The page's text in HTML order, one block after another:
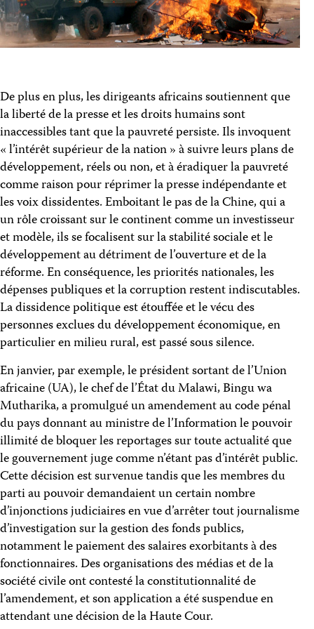
De plus en plus, les dirigeants africains soutiennent que
la liberté de la presse et les droits humains sont
inaccessibles tant que la pauvreté persiste. Ils invoquent
« l’intérêt supérieur de la nation » à suivre leurs plans de
développement, réels ou non, et à éradiquer la pauvreté
comme raison pour réprimer la presse indépendante et
les voix dissidentes. Emboitant le pas de la Chine, qui a
un rôle croissant sur le continent comme un investisseur
et modèle, ils se focalisent sur la stabilité sociale et le
développement au détriment de l’ouverture et de la
réforme. En conséquence, les priorités nationales, les
dépenses publiques et la corruption restent indiscutables.
La dissidence politique est étouffée et le vécu des
personnes exclues du développement économique, en
particulier en milieu rural, est passé sous silence.
En janvier, par exemple, le président sortant de l’Union
africaine (UA), le chef de l’État du Malawi, Bingu wa
Mutharika, a promulgué un amendement au code pénal
du pays donnant au ministre de l’Information le pouvoir
illimité de bloquer les reportages sur toute actualité que
le gouvernement juge comme n’étant pas d’intérêt public.
Cette décision est survenue tandis que les membres du
parti au pouvoir demandaient un certain nombre
d’injonctions judiciaires en vue d’arrêter tout journalisme
d’investigation sur la gestion des fonds publics,
notamment le paiement des salaires exorbitants à des
fonctionnaires. Des organisations des médias et de la
société civile ont contesté la constitutionnalité de
l’amendement, et son application a été suspendue en
attendant une décision de la Haute Cour.